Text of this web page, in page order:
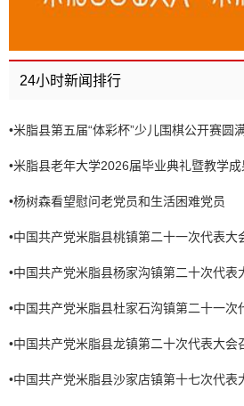
24小时新闻排行
•米脂县第五届“体彩杯”少儿围棋公开赛圆
•米脂县老年大学2026届毕业典礼暨教学
•杨树森看望慰问老党员和生活困难党员
•中国共产党米脂县桃镇第二十一次代表大
•中国共产党米脂县杨家沟镇第二十次代表
•中国共产党米脂县杜家石沟镇第二十一次
•中国共产党米脂县龙镇第二十次代表大会
•中国共产党米脂县沙家店镇第十七次代表